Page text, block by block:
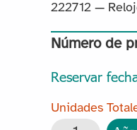
222712 —
Número de
Reservar